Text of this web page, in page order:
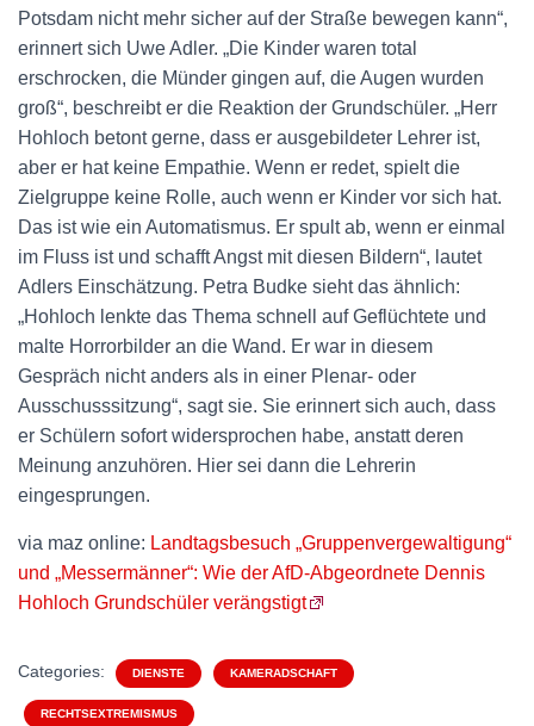
Potsdam nicht mehr sicher auf der Straße bewegen kann“,
erinnert sich Uwe Adler. „Die Kinder waren total
erschrocken, die Münder gingen auf, die Augen wurden
groß“, beschreibt er die Reaktion der Grundschüler. „Herr
Hohloch betont gerne, dass er ausgebildeter Lehrer ist,
aber er hat keine Empathie. Wenn er redet, spielt die
Zielgruppe keine Rolle, auch wenn er Kinder vor sich hat.
Das ist wie ein Automatismus. Er spult ab, wenn er einmal
im Fluss ist und schafft Angst mit diesen Bildern“, lautet
Adlers Einschätzung. Petra Budke sieht das ähnlich:
„Hohloch lenkte das Thema schnell auf Geflüchtete und
malte Horrorbilder an die Wand. Er war in diesem
Gespräch nicht anders als in einer Plenar- oder
Ausschusssitzung“, sagt sie. Sie erinnert sich auch, dass
er Schülern sofort widersprochen habe, anstatt deren
Meinung anzuhören. Hier sei dann die Lehrerin
eingesprungen.
via maz online: Landtagsbesuch „Gruppenvergewaltigung“
und „Messermänner“: Wie der AfD-Abgeordnete Dennis
Hohloch Grundschüler verängstigt
Categories: DIENSTE KAMERADSCHAFT
RECHTSEXTREMISMUS